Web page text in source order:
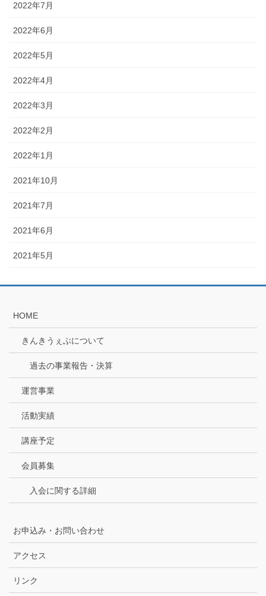
2022年7月
2022年6月
2022年5月
2022年4月
2022年3月
2022年2月
2022年1月
2021年10月
2021年7月
2021年6月
2021年5月
HOME
きんきうぇぶについて
過去の事業報告・決算
運営事業
活動実績
講座予定
会員募集
入会に関する詳細
お申込み・お問い合わせ
アクセス
リンク